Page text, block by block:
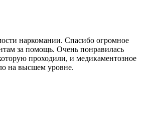
наркомании. Спасибо огромное
за помощь. Очень понравилась
проходили, и медикаментозное
на высшем уровне.